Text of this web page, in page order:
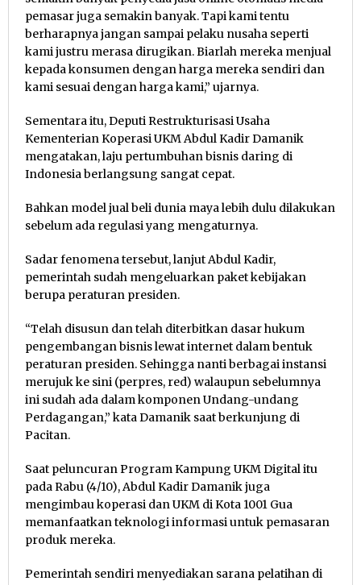
pemasar juga semakin banyak. Tapi kami tentu
berharapnya jangan sampai pelaku nusaha seperti
kami justru merasa dirugikan. Biarlah mereka menjual
kepada konsumen dengan harga mereka sendiri dan
kami sesuai dengan harga kami,” ujarnya.
Sementara itu, Deputi Restrukturisasi Usaha
Kementerian Koperasi UKM Abdul Kadir Damanik
mengatakan, laju pertumbuhan bisnis daring di
Indonesia berlangsung sangat cepat.
Bahkan model jual beli dunia maya lebih dulu dilakukan
sebelum ada regulasi yang mengaturnya.
Sadar fenomena tersebut, lanjut Abdul Kadir,
pemerintah sudah mengeluarkan paket kebijakan
berupa peraturan presiden.
“Telah disusun dan telah diterbitkan dasar hukum
pengembangan bisnis lewat internet dalam bentuk
peraturan presiden. Sehingga nanti berbagai instansi
merujuk ke sini (perpres, red) walaupun sebelumnya
ini sudah ada dalam komponen Undang-undang
Perdagangan,” kata Damanik saat berkunjung di
Pacitan.
Saat peluncuran Program Kampung UKM Digital itu
pada Rabu (4/10), Abdul Kadir Damanik juga
mengimbau koperasi dan UKM di Kota 1001 Gua
memanfaatkan teknologi informasi untuk pemasaran
produk mereka.
Pemerintah sendiri menyediakan sarana pelatihan di